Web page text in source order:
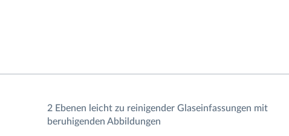
2 Ebenen leicht zu reinigender Glaseinfassungen mit
beruhigenden Abbildungen